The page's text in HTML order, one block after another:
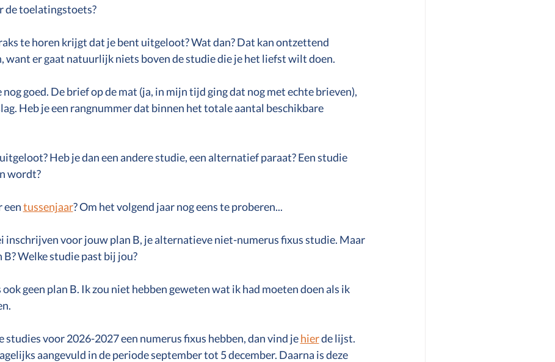
Numerus Fixus Open dagen Neurodivertsiteit
Hoogbegaafd Hoogsensitief Motivatie
de toelatingstoets?
te horen krijgt dat je bent uitgeloot? Wat dan? Dat kan ontzettend
want er gaat natuurlijk niets boven de studie die je het liefst wilt doen.
goed. De brief op de mat (ja, in mijn tijd ging dat nog met echte brieven),
Heb je een rangnummer dat binnen het totale aantal beschikbare
Heb je dan een andere studie, een alternatief paraat? Een studie
wordt?
een tussenjaar? Om het volgend jaar nog eens te proberen...
inschrijven voor jouw plan B, je alternatieve niet-numerus fixus studie. Maar
Welke studie past bij jou?
geen plan B. Ik zou niet hebben geweten wat ik had moeten doen als ik
studies voor 2026-2027 een numerus fixus hebben, dan vind je hier de lijst.
aangevuld in de periode september tot 5 december. Daarna is deze